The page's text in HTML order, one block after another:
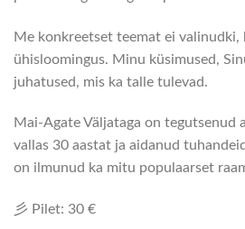
Me konkreetset teemat ei valinudki,
ühisloomingus. Minu küsimused,
juhatused, mis ka talle tulevad.
Mai-Agate Väljataga on tegutsenud
vallas 30 aastat ja aidanud
on ilmunud ka mitu populaarset
彡 Pilet: 30 €